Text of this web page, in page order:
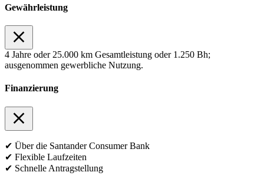
Gewährleistung
4 Jahre oder 25.000 km Gesamtleistung oder 1.250 Bh;
ausgenommen gewerbliche Nutzung.
Finanzierung
✔ Über die Santander Consumer Bank
✔ Flexible Laufzeiten
✔ Schnelle Antragstellung